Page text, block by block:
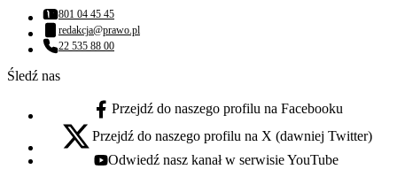
Numer telefonu:
801 04 45 45
Adres email:
redakcja@prawo.pl
Numer telefonu:
22 535 88 00
Śledź nas
facebook - otwiera się w nowej karcie
Przejdź do naszego profilu na Facebooku
x - otwiera się w nowej karcie
Przejdź do naszego profilu na X (dawniej Twitter)
youtube - otwiera się w nowej karcie
Odwiedź nasz kanał w serwisie YouTube